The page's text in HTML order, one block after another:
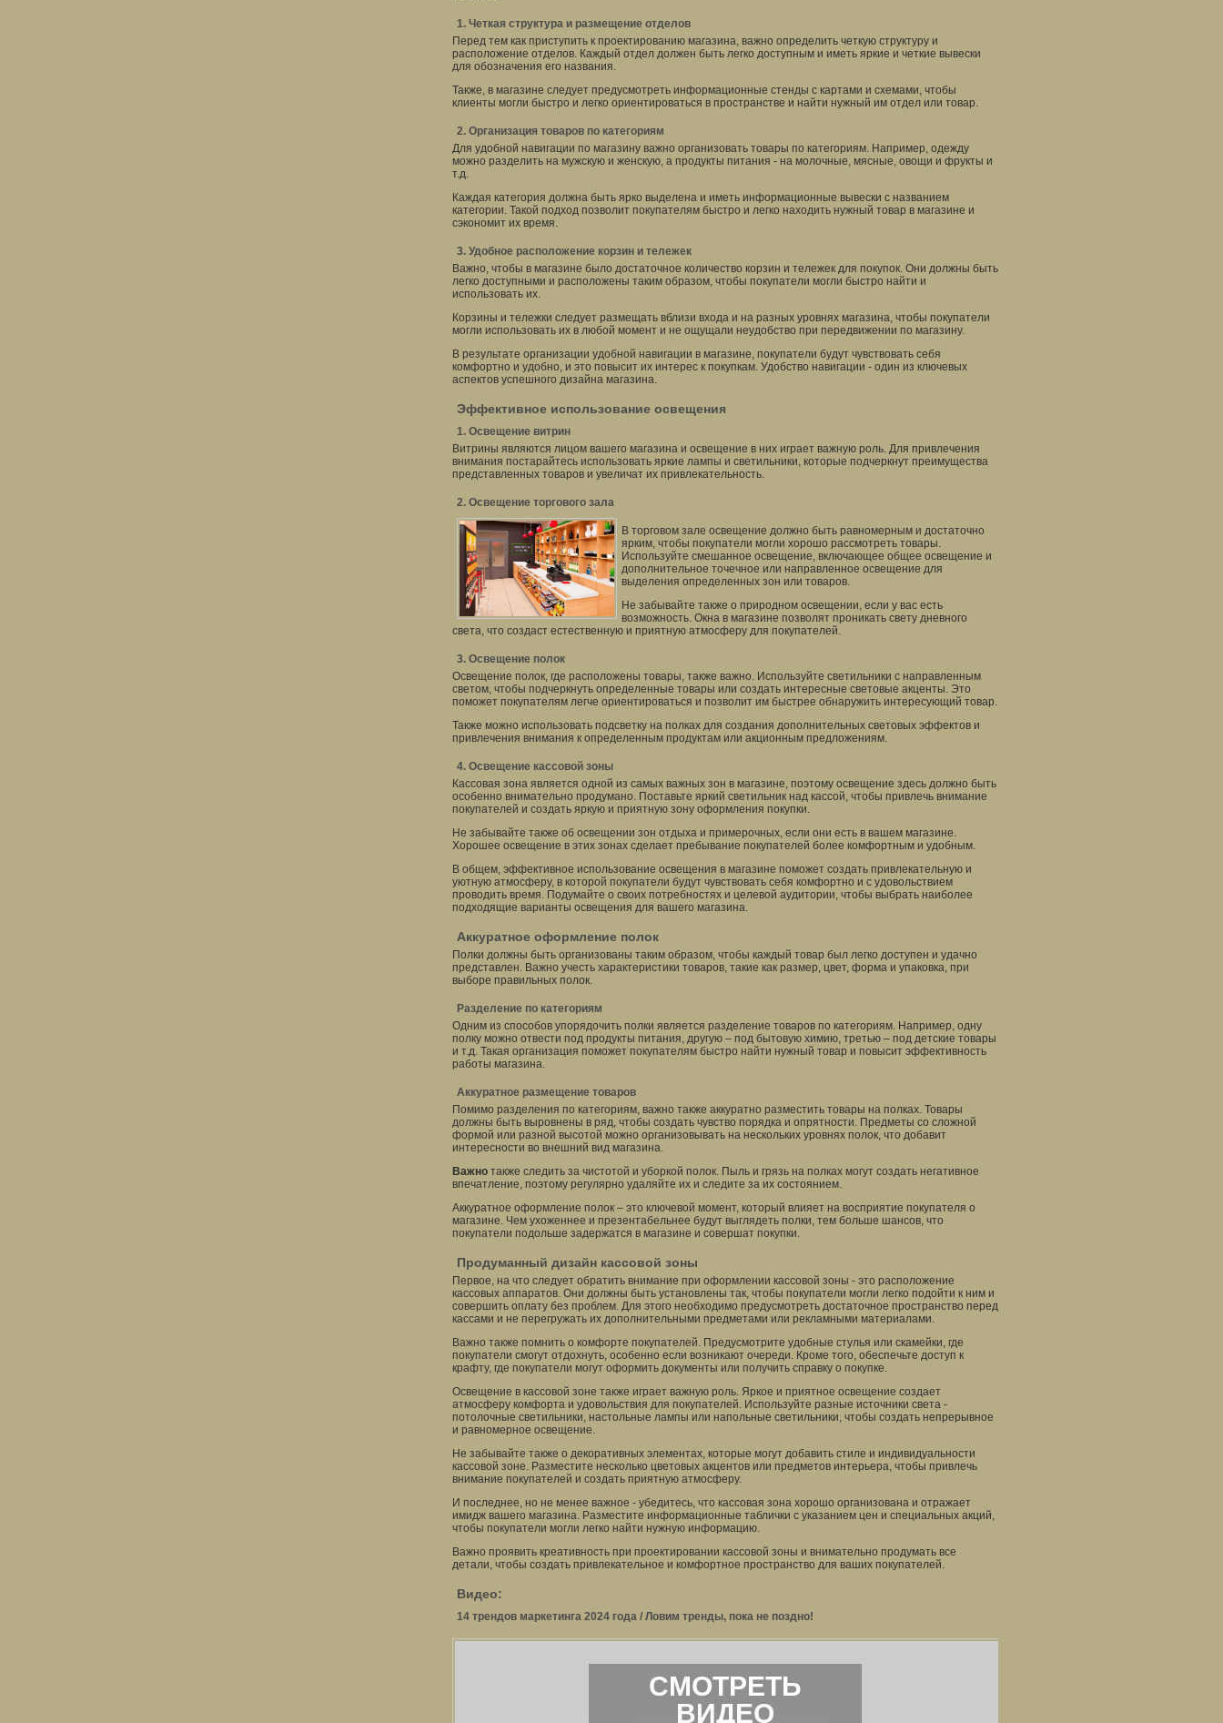
1. Четкая структура и размещение отделов
Перед тем как приступить к проектированию магазина, важно определить четкую структуру и
расположение отделов. Каждый отдел должен быть легко доступным и иметь яркие и четкие вывески
для обозначения его названия.
Также, в магазине следует предусмотреть информационные стенды с картами и схемами, чтобы
клиенты могли быстро и легко ориентироваться в пространстве и найти нужный им отдел или товар.
2. Организация товаров по категориям
Для удобной навигации по магазину важно организовать товары по категориям. Например, одежду
можно разделить на мужскую и женскую, а продукты питания - на молочные, мясные, овощи и фрукты и
т.д.
Каждая категория должна быть ярко выделена и иметь информационные вывески с названием
категории. Такой подход позволит покупателям быстро и легко находить нужный товар в магазине и
сэкономит их время.
3. Удобное расположение корзин и тележек
Важно, чтобы в магазине было достаточное количество корзин и тележек для покупок. Они должны быть
легко доступными и расположены таким образом, чтобы покупатели могли быстро найти и
использовать их.
Корзины и тележки следует размещать вблизи входа и на разных уровнях магазина, чтобы покупатели
могли использовать их в любой момент и не ощущали неудобство при передвижении по магазину.
В результате организации удобной навигации в магазине, покупатели будут чувствовать себя
комфортно и удобно, и это повысит их интерес к покупкам. Удобство навигации - один из ключевых
аспектов успешного дизайна магазина.
Эффективное использование освещения
1. Освещение витрин
Витрины являются лицом вашего магазина и освещение в них играет важную роль. Для привлечения
внимания постарайтесь использовать яркие лампы и светильники, которые подчеркнут преимущества
представленных товаров и увеличат их привлекательность.
2. Освещение торгового зала
В торговом зале освещение должно быть равномерным и достаточно
ярким, чтобы покупатели могли хорошо рассмотреть товары.
Используйте смешанное освещение, включающее общее освещение и
дополнительное точечное или направленное освещение для
выделения определенных зон или товаров.
Не забывайте также о природном освещении, если у вас есть
возможность. Окна в магазине позволят проникать свету дневного
света, что создаст естественную и приятную атмосферу для покупателей.
3. Освещение полок
Освещение полок, где расположены товары, также важно. Используйте светильники с направленным
светом, чтобы подчеркнуть определенные товары или создать интересные световые акценты. Это
поможет покупателям легче ориентироваться и позволит им быстрее обнаружить интересующий товар.
Также можно использовать подсветку на полках для создания дополнительных световых эффектов и
привлечения внимания к определенным продуктам или акционным предложениям.
4. Освещение кассовой зоны
Кассовая зона является одной из самых важных зон в магазине, поэтому освещение здесь должно быть
особенно внимательно продумано. Поставьте яркий светильник над кассой, чтобы привлечь внимание
покупателей и создать яркую и приятную зону оформления покупки.
Не забывайте также об освещении зон отдыха и примерочных, если они есть в вашем магазине.
Хорошее освещение в этих зонах сделает пребывание покупателей более комфортным и удобным.
В общем, эффективное использование освещения в магазине поможет создать привлекательную и
уютную атмосферу, в которой покупатели будут чувствовать себя комфортно и с удовольствием
проводить время. Подумайте о своих потребностях и целевой аудитории, чтобы выбрать наиболее
подходящие варианты освещения для вашего магазина.
Аккуратное оформление полок
Полки должны быть организованы таким образом, чтобы каждый товар был легко доступен и удачно
представлен. Важно учесть характеристики товаров, такие как размер, цвет, форма и упаковка, при
выборе правильных полок.
Разделение по категориям
Одним из способов упорядочить полки является разделение товаров по категориям. Например, одну
полку можно отвести под продукты питания, другую – под бытовую химию, третью – под детские товары
и т.д. Такая организация поможет покупателям быстро найти нужный товар и повысит эффективность
работы магазина.
Аккуратное размещение товаров
Помимо разделения по категориям, важно также аккуратно разместить товары на полках. Товары
должны быть выровнены в ряд, чтобы создать чувство порядка и опрятности. Предметы со сложной
формой или разной высотой можно организовывать на нескольких уровнях полок, что добавит
интересности во внешний вид магазина.
Важно также следить за чистотой и уборкой полок. Пыль и грязь на полках могут создать негативное
впечатление, поэтому регулярно удаляйте их и следите за их состоянием.
Аккуратное оформление полок – это ключевой момент, который влияет на восприятие покупателя о
магазине. Чем ухоженнее и презентабельнее будут выглядеть полки, тем больше шансов, что
покупатели подольше задержатся в магазине и совершат покупки.
Продуманный дизайн кассовой зоны
Первое, на что следует обратить внимание при оформлении кассовой зоны - это расположение
кассовых аппаратов. Они должны быть установлены так, чтобы покупатели могли легко подойти к ним и
совершить оплату без проблем. Для этого необходимо предусмотреть достаточное пространство перед
кассами и не перегружать их дополнительными предметами или рекламными материалами.
Важно также помнить о комфорте покупателей. Предусмотрите удобные стулья или скамейки, где
покупатели смогут отдохнуть, особенно если возникают очереди. Кроме того, обеспечьте доступ к
крафту, где покупатели могут оформить документы или получить справку о покупке.
Освещение в кассовой зоне также играет важную роль. Яркое и приятное освещение создает
атмосферу комфорта и удовольствия для покупателей. Используйте разные источники света -
потолочные светильники, настольные лампы или напольные светильники, чтобы создать непрерывное
и равномерное освещение.
Не забывайте также о декоративных элементах, которые могут добавить стиле и индивидуальности
кассовой зоне. Разместите несколько цветовых акцентов или предметов интерьера, чтобы привлечь
внимание покупателей и создать приятную атмосферу.
И последнее, но не менее важное - убедитесь, что кассовая зона хорошо организована и отражает
имидж вашего магазина. Разместите информационные таблички с указанием цен и специальных акций,
чтобы покупатели могли легко найти нужную информацию.
Важно проявить креативность при проектировании кассовой зоны и внимательно продумать все
детали, чтобы создать привлекательное и комфортное пространство для ваших покупателей.
Видео:
14 трендов маркетинга 2024 года / Ловим тренды, пока не поздно!
СМОТРЕТЬ
ВИДЕО